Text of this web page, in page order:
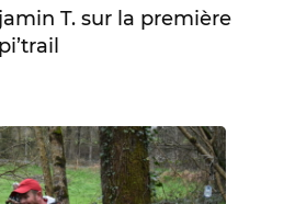
T. sur la première